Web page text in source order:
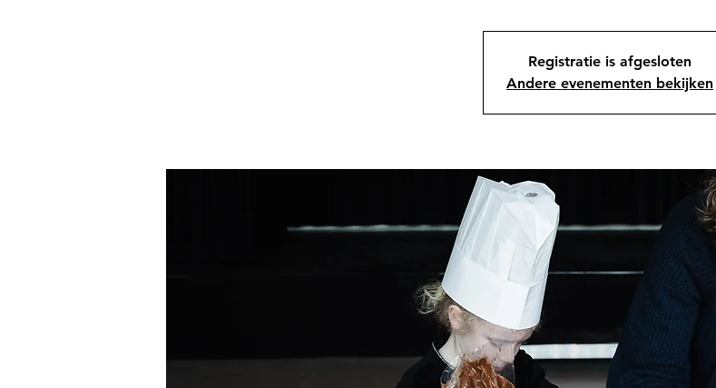
Registratie is afgesloten
Andere evenementen bekijken